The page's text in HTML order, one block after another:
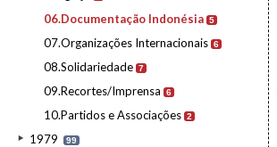
06.Documentação Indonésia 5
07.Organizações Internacionais 6
08.Solidariedade 7
09.Recortes/Imprensa 6
10.Partidos e Associações 2
1979 99